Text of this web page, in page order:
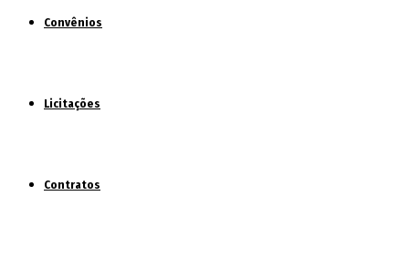
Convênios
Licitações
Contratos